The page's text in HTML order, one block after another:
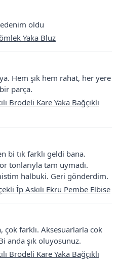
oldu
Yaka Bluz
Hem şık hem rahat, her yere
parça.
Brodeli Kare Yaka Bağçıklı
bi tık farklı geldi bana.
tonlarıyla tam uymadı.
halbuki. Geri gönderdim.
İp Askılı Ekru Pembe Elbise
çok farklı. Aksesuarlarla cok
anda şık oluyosunuz.
Brodeli Kare Yaka Bağçıklı